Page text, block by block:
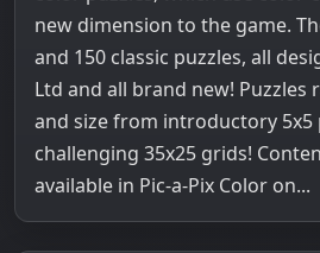
new dimension to the game.
and 150 classic puzzles, all
Ltd and all brand new! Puzzles
and size from introductory 5x5
challenging 35x25 grids!
available in Pic-a-Pix Color on...